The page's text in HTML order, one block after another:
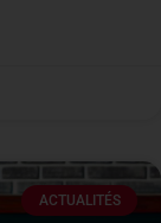
ACTUALITÉS